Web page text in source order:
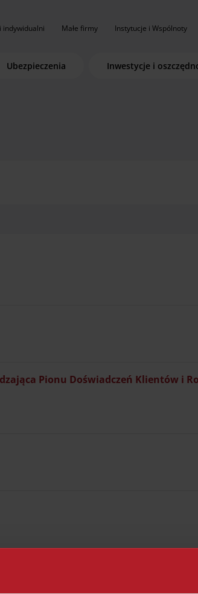
indywidualni Małe firmy Instytucje i Wspólnoty
Ubezpieczenia Inwestycje i
Pionu Doświadczeń Klientów i